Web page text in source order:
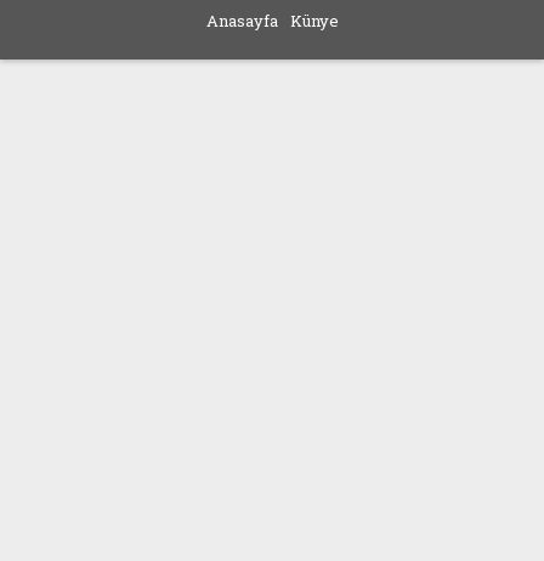
Anasayfa Künye